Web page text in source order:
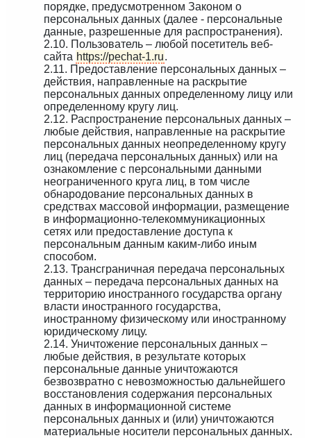
порядке, предусмотренном Законом о
персональных данных (далее - персональные
данные, разрешенные для распространения).
2.10. Пользователь – любой посетитель веб-
сайта https://pechat-1.ru.
2.11. Предоставление персональных данных –
действия, направленные на раскрытие
персональных данных определенному лицу или
определенному кругу лиц.
2.12. Распространение персональных данных –
любые действия, направленные на раскрытие
персональных данных неопределенному кругу
лиц (передача персональных данных) или на
ознакомление с персональными данными
неограниченного круга лиц, в том числе
обнародование персональных данных в
средствах массовой информации, размещение
в информационно-телекоммуникационных
сетях или предоставление доступа к
персональным данным каким-либо иным
способом.
2.13. Трансграничная передача персональных
данных – передача персональных данных на
территорию иностранного государства органу
власти иностранного государства,
иностранному физическому или иностранному
юридическому лицу.
2.14. Уничтожение персональных данных –
любые действия, в результате которых
персональные данные уничтожаются
безвозвратно с невозможностью дальнейшего
восстановления содержания персональных
данных в информационной системе
персональных данных и (или) уничтожаются
материальные носители персональных данных.